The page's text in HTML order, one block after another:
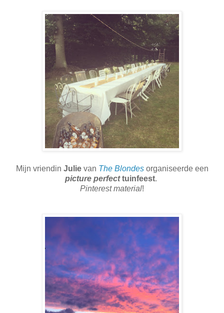
Mijn vriendin Julievan The Blondesorganiseerde een
picture perfecttuinfeest.
Pinterest material!